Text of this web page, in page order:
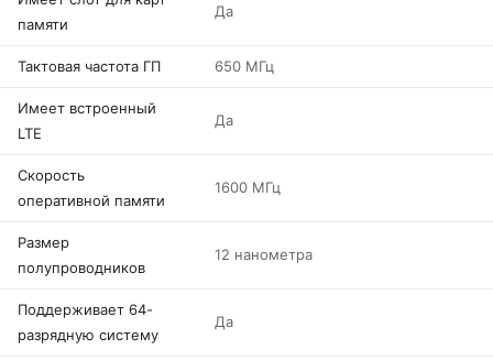
памяти
Да
Тактовая частота ГП 650 МГц
Имеет встроенный
LTE
Да
Скорость
оперативной памяти
1600 МГц
Размер
полупроводников
12 нанометра
Поддерживает 64-
разрядную систему
Да